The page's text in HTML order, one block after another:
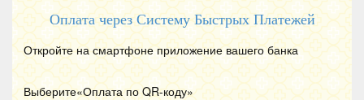
Оплата через Систему Быстрых Платежей
Откройте на смартфоне приложение вашего банка
Выберите«Оплата по QR-коду»